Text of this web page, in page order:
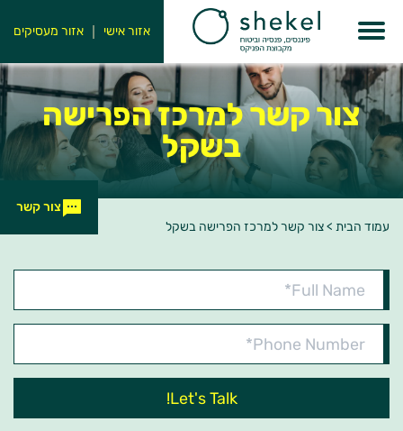
אזור אישי אזור מעסיקים
צור קשר למרכז הפרישה
בשקל
עמוד הבית >צור קשר למרכז הפרישה בשקל
Full
Name*
Phone
Number*
צור קשר